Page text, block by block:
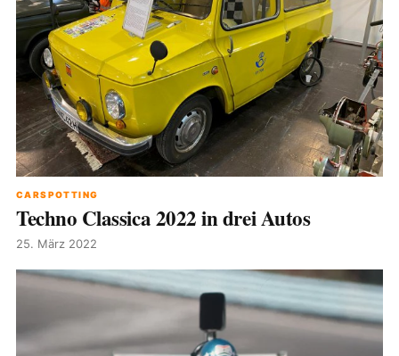
CARSPOTTING
Techno Classica 2022 in drei Autos
25. März 2022